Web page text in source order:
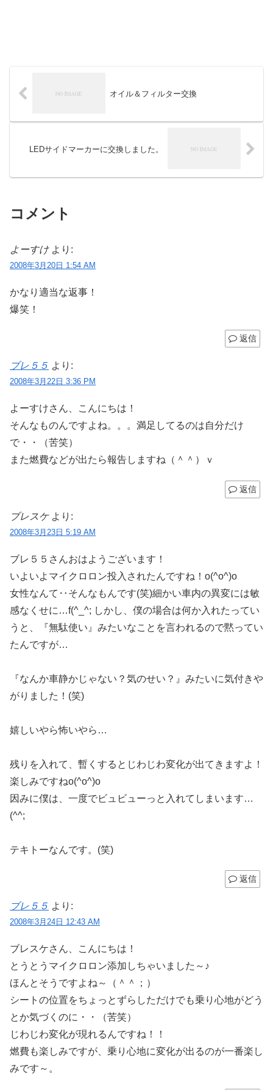
オイル＆フィルター交換
LEDサイドマーカーに交換しました。
コメント
よーすけ より:
2008年3月20日 1:54 AM
かなり適当な返事！
爆笑！
返信
ブレ５５ より:
2008年3月22日 3:36 PM
よーすけさん、こんにちは！
そんなものんですよね。。。満足してるのは自分だけ
で・・（苦笑）
また燃費などが出たら報告しますね（＾＾）ｖ
返信
ブレスケ より:
2008年3月23日 5:19 AM
ブレ５５さんおはようございます！
いよいよマイクロロン投入されたんですね！o(^o^)o
女性なんて‥そんなもんです(笑)細かい車内の異変には敏
感なくせに…f(^_^; しかし、僕の場合は何か入れたってい
うと、『無駄使い』みたいなことを言われるので黙ってい
たんですが…
『なんか車静かじゃない？気のせい？』みたいに気付きや
がりました！(笑)
嬉しいやら怖いやら…
残りを入れて、暫くするとじわじわ変化が出てきますよ！
楽しみですねo(^o^)o
因みに僕は、一度でビュビューっと入れてしまいます…
(^^;
テキトーなんです。(笑)
返信
ブレ５５ より:
2008年3月24日 12:43 AM
ブレスケさん、こんにちは！
とうとうマイクロロン添加しちゃいました～♪
ほんとそうですよね～（＾＾；）
シートの位置をちょっとずらしただけでも乗り心地がどう
とか気づくのに・・（苦笑）
じわじわ変化が現れるんですね！！
燃費も楽しみですが、乗り心地に変化が出るのが一番楽し
みです～。